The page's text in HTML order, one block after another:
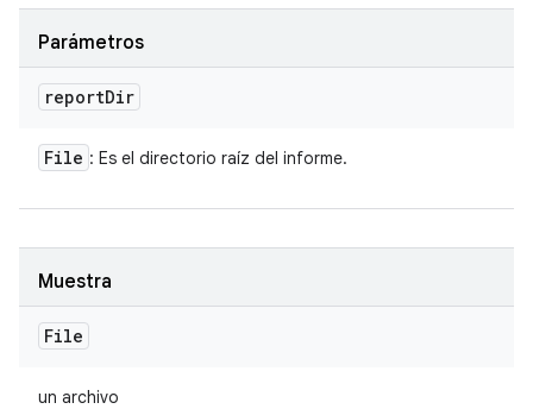
Parámetros
reportDir
File : Es el directorio raíz del informe.
Muestra
File
un archivo